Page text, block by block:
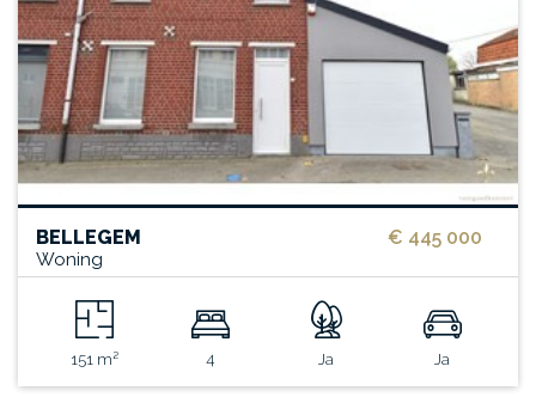
€ 445 000
BELLEGEM
Woning
151 m² 4 Ja Ja